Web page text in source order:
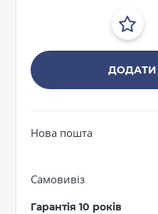
Нова пошта
Самовивіз
Гарантія 10 років